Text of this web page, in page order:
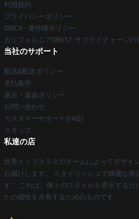
利用規約
プライバシーポリシー
DMCA - 著作権ポリシー
カリフォルニアSB657: サプライチェーンの
当社のサポート
配送&配送ポリシー
支払条件
返品・返金ポリシー
お問い合わせ
カスタマーサポート(FAQ)
スタッフ
私達の店
世界トップクラスのチームによってデザイ
お届けします。 スタイリッシュで綺麗な商
す。 これは、個々のスタイルを表示するだ
たの個性を共有するためのものです。